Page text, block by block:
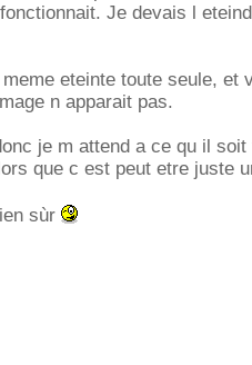
Je devais l
eteinte toute seule, et
n apparait pas.
je m attend a ce qu il
que c est peut etre juste
sùr